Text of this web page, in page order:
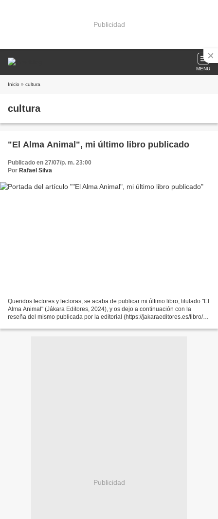
Publicidad
MENU
Inicio » cultura
cultura
"El Alma Animal", mi último libro publicado
Publicado en 27/07/p. m. 23:00
Por Rafael Silva
Queridos lectores y lectoras, se acaba de publicar mi último libro, titulado "El
Alma Animal" (Jákara Editores, 2024), y os dejo a continuación con la
reseña del mismo publicada por la editorial (https://jakaraeditores.es/libro/el-
Publicidad